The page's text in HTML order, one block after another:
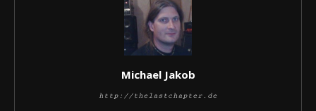
Michael Jakob
http://thelastchapter.de